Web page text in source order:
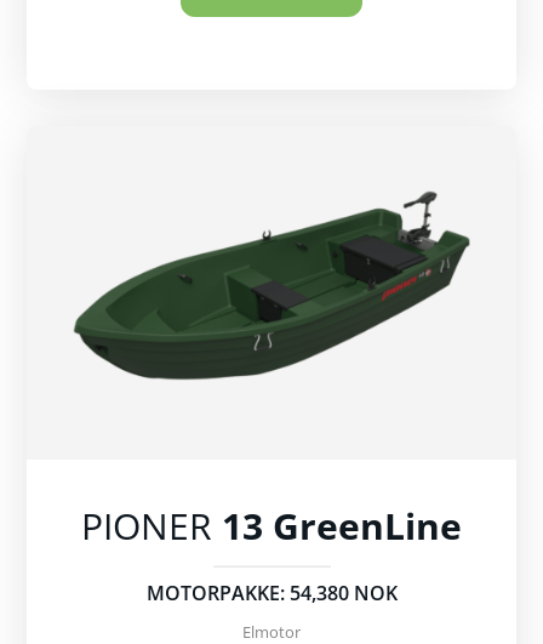
PIONER 13 GreenLine
MOTORPAKKE: 54,380 NOK
Elmotor